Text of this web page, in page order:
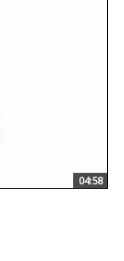
04:58